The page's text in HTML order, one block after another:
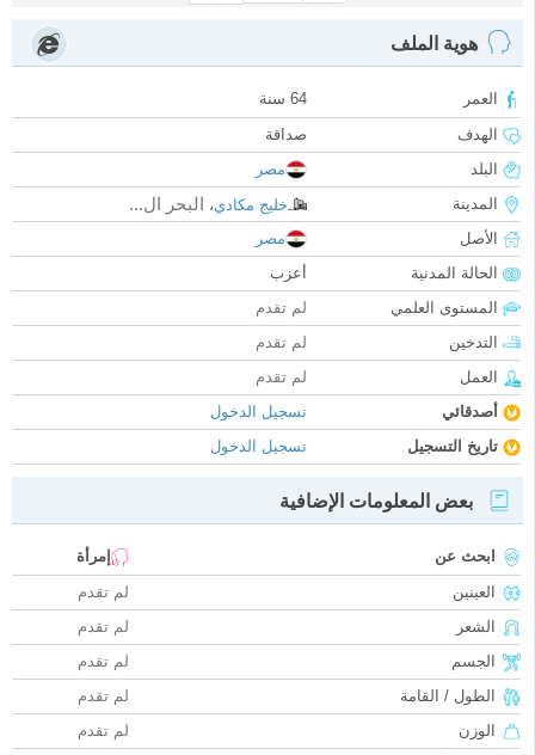
هوية الملف
العمر
64 سنة
الهدف
صداقة
البلد
مصر
المدينة
خليج مكادي، البحر ال...
الأصل
مصر
الحالة المدنية
أعزب
المستوى العلمي
لم تقدم
التدخين
لم تقدم
العمل
لم تقدم
أصدقائي
تسجيل الدخول
تاريخ التسجيل
تسجيل الدخول
بعض المعلومات الإضافية
ابحث عن
إمرأة
العينين
لم تقدم
الشعر
لم تقدم
الجسم
لم تقدم
الطول / القامة
لم تقدم
الوزن
لم تقدم